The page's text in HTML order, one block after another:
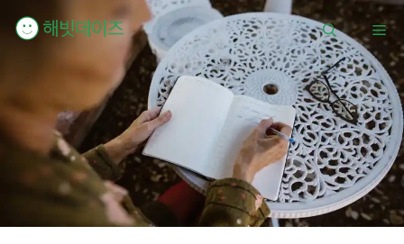
너
메
뉴